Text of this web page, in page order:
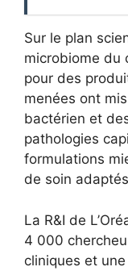
Sur le plan
microbiome du
pour des
menées ont
bactérien et
pathologies
formulations
de soin
La R&I de
4 000
cliniques et